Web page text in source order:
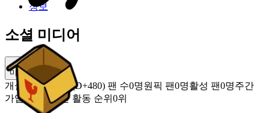
정보
소셜 미디어
미밐 공유
개설 2025.04.16 (D+480) 팬 수0명원픽 팬0명활성 팬0명주간
가입 팬 0명주간 활동 순위 0위